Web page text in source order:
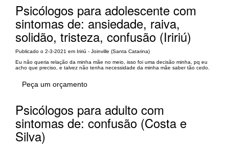
Psicólogos para adolescente com
sintomas de: ansiedade, raiva,
solidão, tristeza, confusão (Iririú)
Publicado o 2-3-2021 em Iririú - Joinville (Santa Catarina)
Eu não queria relação da minha mãe no meio, isso foi uma decisão minha, pq eu
acho que preciso, e talvez não tenha necessidade da minha mãe saber tão cedo.
Peça um orçamento
Psicólogos para adulto com
sintomas de: confusão (Costa e
Silva)